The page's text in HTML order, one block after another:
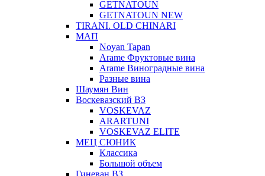
GETNATOUN
GETNATOUN NEW
TIRANI. OLD CHINARI
МАП
Noyan Tapan
Arame Фруктовые вина
Arame Виноградные вина
Разные вина
Шаумян Вин
Воскевазский ВЗ
VOSKEVAZ
ARARTUNI
VOSKEVAZ ELITE
МЕЦ СЮНИК
Классика
Большой объем
Гиневан ВЗ